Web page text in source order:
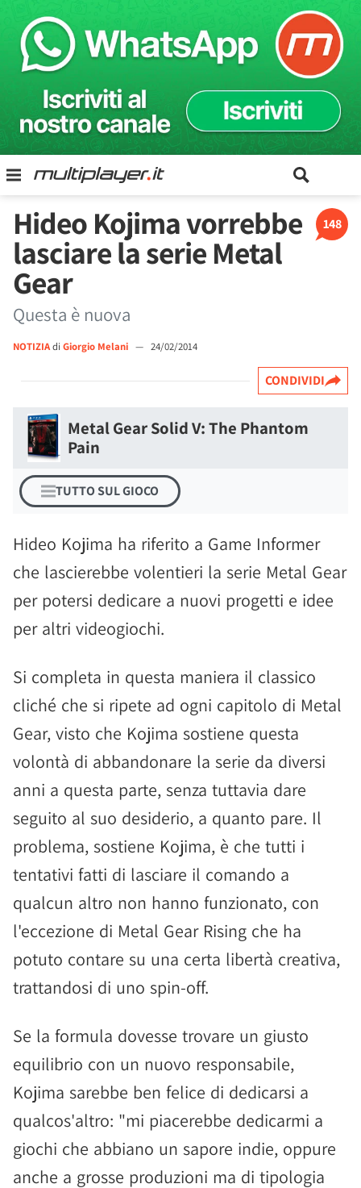
148
Hideo Kojima vorrebbe
lasciare la serie Metal
Gear
Questa è nuova
NOTIZIAdi Giorgio Melani — 24/02/2014
CONDIVIDI
Metal Gear Solid V: The Phantom
Pain
TUTTO SUL GIOCO
Hideo Kojima ha riferito a Game Informer
che lascierebbe volentieri la serie Metal Gear
per potersi dedicare a nuovi progetti e idee
per altri videogiochi.
Si completa in questa maniera il classico
cliché che si ripete ad ogni capitolo di Metal
Gear, visto che Kojima sostiene questa
volontà di abbandonare la serie da diversi
anni a questa parte, senza tuttavia dare
seguito al suo desiderio, a quanto pare. Il
problema, sostiene Kojima, è che tutti i
tentativi fatti di lasciare il comando a
qualcun altro non hanno funzionato, con
l'eccezione di Metal Gear Rising che ha
potuto contare su una certa libertà creativa,
trattandosi di uno spin-off.
Se la formula dovesse trovare un giusto
equilibrio con un nuovo responsabile,
Kojima sarebbe ben felice di dedicarsi a
qualcos'altro: "mi piacerebbe dedicarmi a
giochi che abbiano un sapore indie, oppure
anche a grosse produzioni ma di tipologia